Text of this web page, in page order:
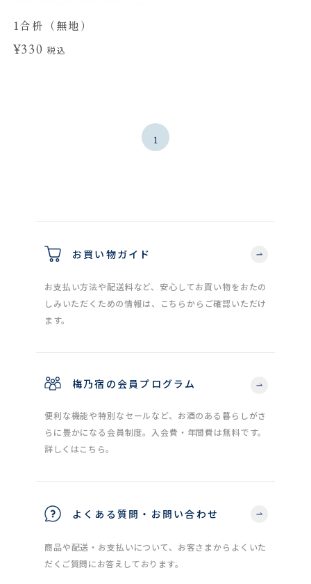
1合枡（無地）
¥330税込
1
お買い物ガイド
お支払い方法や配送料など、安心してお買い物をおたの
しみいただくための情報は、こちらからご確認いただけ
ます。
梅乃宿の会員プログラム
便利な機能や特別なセールなど、お酒のある暮らしがさ
らに豊かになる会員制度。入会費・年間費は無料です。
詳しくはこちら。
よくある質問・お問い合わせ
商品や配送・お支払いについて、お客さまからよくいた
だくご質問にお答えしております。